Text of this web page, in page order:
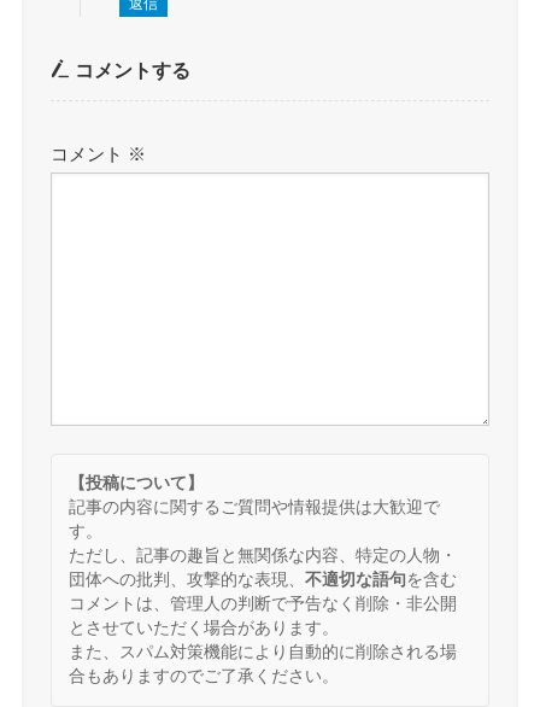
返信
コメントする
コメント ※
【投稿について】
記事の内容に関するご質問や情報提供は大歓迎で
す。
ただし、記事の趣旨と無関係な内容、特定の人物・
団体への批判、攻撃的な表現、 不適切な語句を含む
コメントは、管理人の判断で予告なく削除・非公開
とさせていただく場合があります。
また、スパム対策機能により自動的に削除される場
合もありますのでご了承ください。